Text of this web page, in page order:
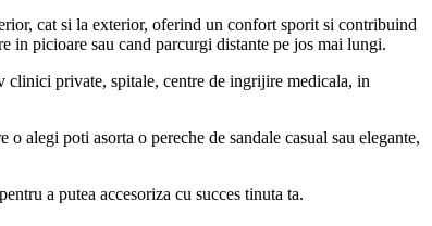
cat si la exterior, oferind un confort sporit si contribuind
in picioare sau cand parcurgi distante pe jos mai lungi.
clinici private, spitale, centre de ingrijire medicala, in
alegi poti asorta o pereche de sandale casual sau elegante,
a putea accesoriza cu succes tinuta ta.